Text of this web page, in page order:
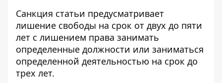
Санкция статьи предусматривает
лишение свободы на срок от двух до пяти
лет с лишением права занимать
определенные должности или заниматься
определенной деятельностью на срок до
трех лет.